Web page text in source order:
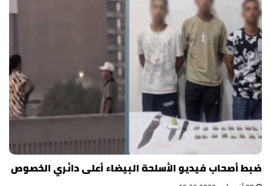
ضبط أصحاب فيديو الأسلحة البيضاء أعلى دائري الخصوص